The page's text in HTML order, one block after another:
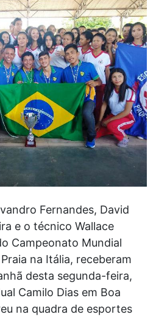
Fernandes, David
e o técnico Wallace
Campeonato Mundial
na Itália, receberam
desta segunda-feira,
Camilo Dias em Boa
na quadra de esportes